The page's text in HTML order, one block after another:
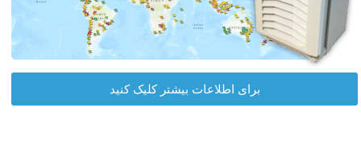
برای اطلاعات بیشتر کلیک کنید